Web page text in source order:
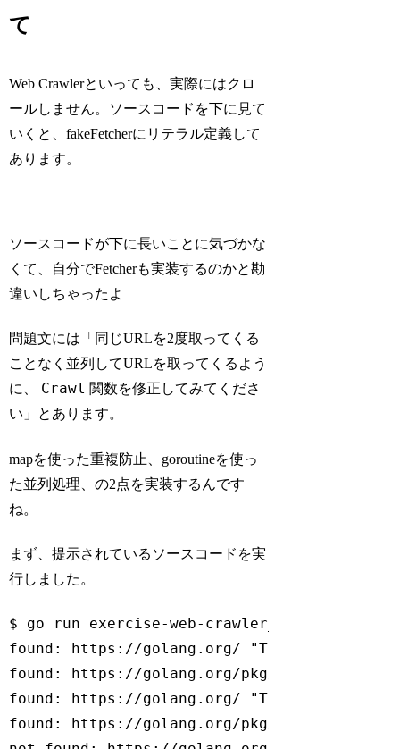
て
Web Crawlerといっても、実際にはクロ
ールしません。ソースコードを下に見て
いくと、fakeFetcherにリテラル定義して
あります。
ソースコードが下に長いことに気づかな
くて、自分でFetcherも実装するのかと勘
違いしちゃったよ
問題文には「同じURLを2度取ってくる
ことなく並列してURLを取ってくるよう
に、 Crawl 関数を修正してみてくださ
い」とあります。
mapを使った重複防止、goroutineを使っ
た並列処理、の2点を実装するんです
ね。
まず、提示されているソースコードを実
行しました。
$ go run exercise-web-crawler_v1.go
found: https://golang.org/ "The Go
found: https://golang.org/pkg/ "Packages"
found: https://golang.org/ "The Go
found: https://golang.org/pkg/ "Packages"